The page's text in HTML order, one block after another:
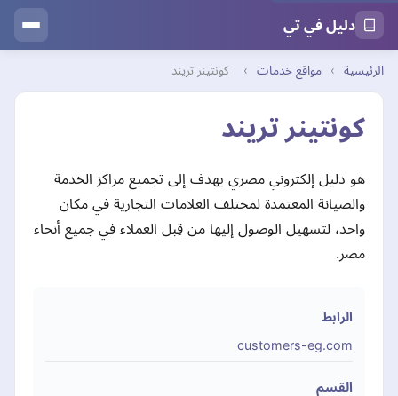
دليل في تي
الرئيسية › مواقع خدمات › كونتينر تريند
كونتينر تريند
هو دليل إلكتروني مصري يهدف إلى تجميع مراكز الخدمة
والصيانة المعتمدة لمختلف العلامات التجارية في مكان
واحد، لتسهيل الوصول إليها من قِبل العملاء في جميع أنحاء
مصر.
الرابط
customers-eg.com
القسم